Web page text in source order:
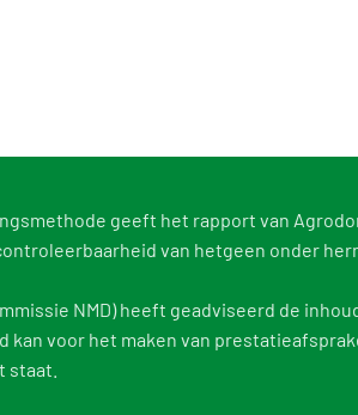
geeft het rapport van
van hetgeen onder
NMD) heeft geadviseerd de
kan voor het maken van
staat.